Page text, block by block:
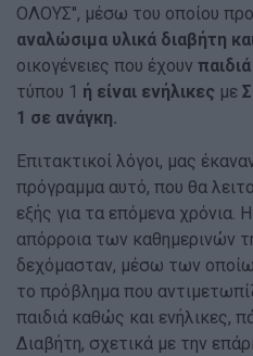
ΟΛΟΥΣ", μέσω του οποίου
αναλώσιμα υλικά διαβήτη
οικογένειες που έχουν παιδιά
τύπου 1 ή είναι ενήλικες με
1 σε ανάγκη.
Επιτακτικοί λόγοι, μας
πρόγραμμα αυτό, που θα
εξής για τα επόμενα χρόνια.
απόρροια των καθημερινών
δεχόμασταν, μέσω των
το πρόβλημα που
παιδιά καθώς και ενήλικες,
Διαβήτη, σχετικά με την